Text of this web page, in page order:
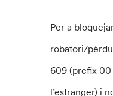
Per a
robatori/
609 (prefix 00
l’estranger) i